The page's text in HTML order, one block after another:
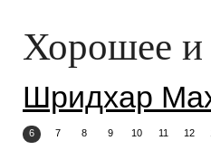
Хорошее
Шридхар
6 7 8 9 10 11 12